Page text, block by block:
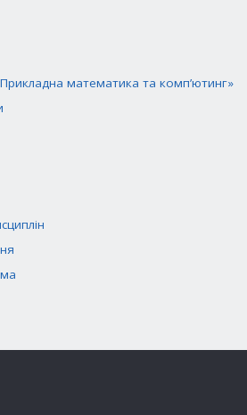
математика та комп’ютинг»